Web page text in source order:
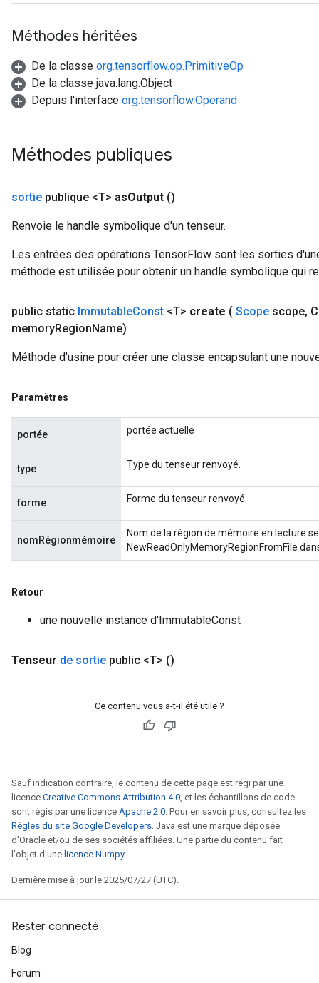
Méthodes héritées
De la classe org.tensorflow.op.PrimitiveOp
De la classe java.lang.Object
Depuis l'interface org.tensorflow.Operand
Méthodes publiques
sortie publique <T> asOutput ()
Renvoie le handle symbolique d'un tenseur.
Les entrées des opérations TensorFlow sont les sorties
méthode est utilisée pour obtenir un handle symbolique qui
public static ImmutableConst <T> create ( Scope scope,
memoryRegionName)
Méthode d'usine pour créer une classe encapsulant une
Paramètres
portée portée actuelle
type Type du tenseur renvoyé.
forme Forme du tenseur renvoyé.
nomRégionmémoire
Nom de la région de mémoire en lecture
NewReadOnlyMemoryRegionFromFile
Retour
une nouvelle instance d'ImmutableConst
Tenseur de sortie public <T> ()
Ce contenu vous a-t-il été utile ?
Sauf indication contraire, le contenu de cette page est régi par une
licence Creative Commons Attribution 4.0, et les échantillons de code
sont régis par une licence Apache 2.0. Pour en savoir plus, consultez les
Règles du site Google Developers. Java est une marque déposée
d'Oracle et/ou de ses sociétés affiliées. Une partie du contenu fait
l'objet d'une licence Numpy.
Dernière mise à jour le 2025/07/27 (UTC).
Rester connecté
Blog
Forum